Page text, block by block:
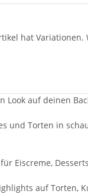
hat
auf deinen
und Torten in
Eiscreme,
auf Torten,